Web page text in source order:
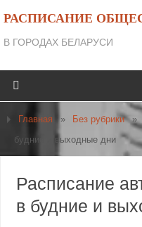
РАСПИСАНИЕ
В ГОРОДАХ БЕЛАРУСИ
Главная » Без рубрики »
будние и выходные дни
Расписание
в будние и